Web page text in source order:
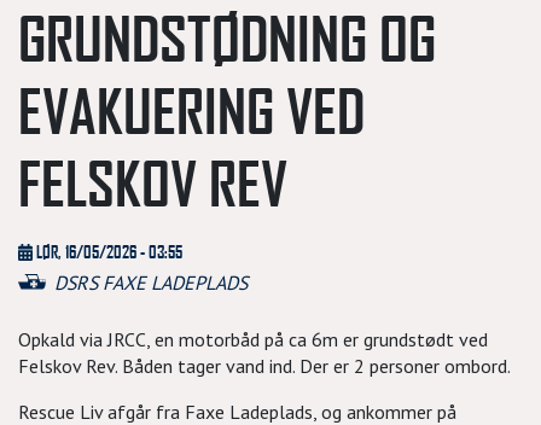
GRUNDSTØDNING OG
EVAKUERING VED
FELSKOV REV
LØR, 16/05/2026 - 03:55
DSRS FAXE LADEPLADS
Opkald via JRCC, en motorbåd på ca 6m er grundstødt ved
Felskov Rev. Båden tager vand ind. Der er 2 personer ombord.
Rescue Liv afgår fra Faxe Ladeplads, og ankommer på